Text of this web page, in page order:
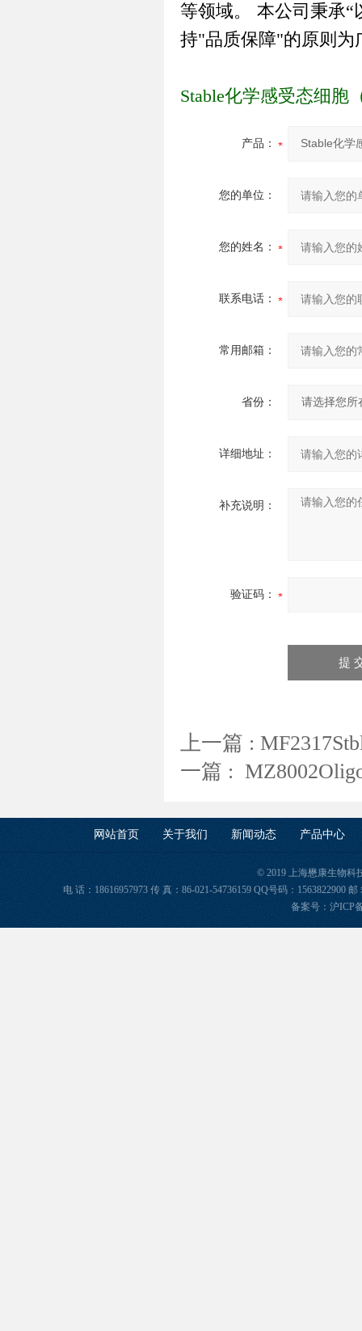
等领域。
本公司秉承“
持"品质保障"的原则为
Stable化学感受态细胞
产品：
您的单位：
您的姓名：
联系电话：
常用邮箱：
省份：
详细地址：
补充说明：
验证码：
上一篇 :
一篇 :
网站首页 关于我们 新闻动态 产品中心
© 2019 上海懋康生物科
电 话：18616957973 传 真：86-021-54736159 QQ号码：1563822900
备案号： 沪ICP